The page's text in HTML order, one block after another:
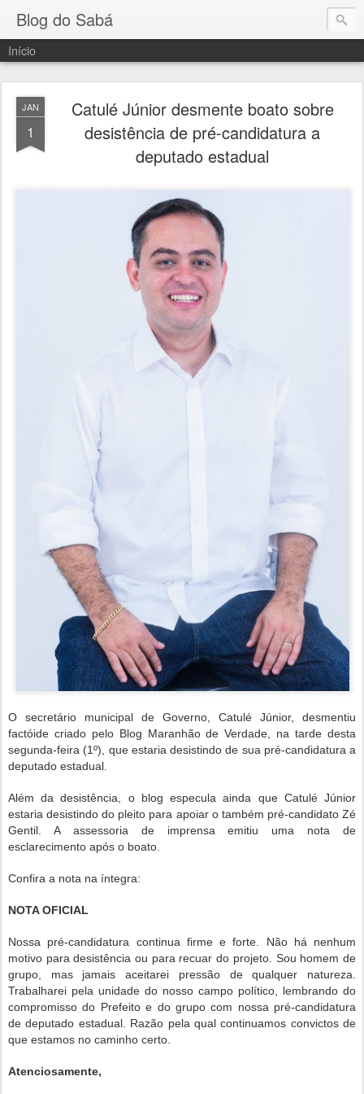
Blog do Sabá
Início
JAN
1
Catulé Júnior desmente boato sobre
desistência de pré-candidatura a
deputado estadual
O secretário municipal de Governo, Catulé Júnior, desmentiu
factóide criado pelo Blog Maranhão de Verdade, na tarde desta
segunda-feira (1º), que estaria desistindo de sua pré-candidatura a
deputado estadual.
Além da desistência, o blog especula ainda que Catulé Júnior
estaria desistindo do pleito para apoiar o também pré-candidato Zé
Gentil. A assessoria de imprensa emitiu uma nota de
esclarecimento após o boato.
Confira a nota na íntegra:
NOTA OFICIAL
Nossa pré-candidatura continua firme e forte. Não há nenhum
motivo para desistência ou para recuar do projeto. Sou homem de
grupo, mas jamais aceitarei pressão de qualquer natureza.
Trabalharei pela unidade do nosso campo político, lembrando do
compromisso do Prefeito e do grupo com nossa pré-candidatura
de deputado estadual. Razão pela qual continuamos convictos de
que estamos no caminho certo.
Atenciosamente,